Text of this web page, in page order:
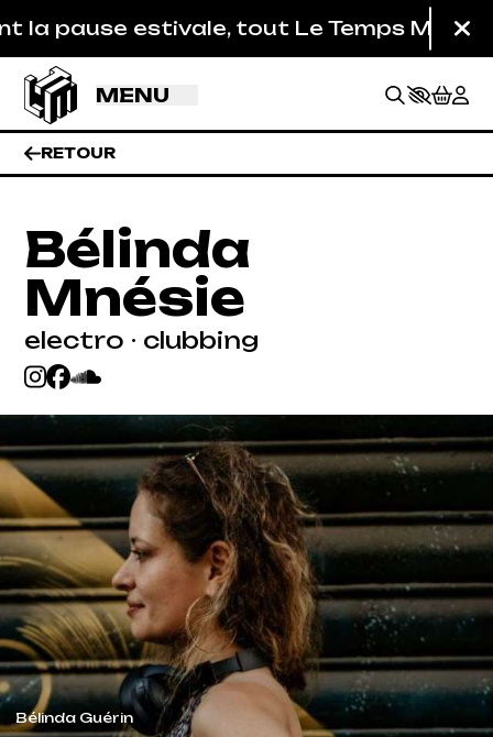
la pause estivale, tout Le Temps
MENU
RETOUR
Bélinda
Mnésie
electro · clubbing
Bélinda Guérin
BILLETTERIE